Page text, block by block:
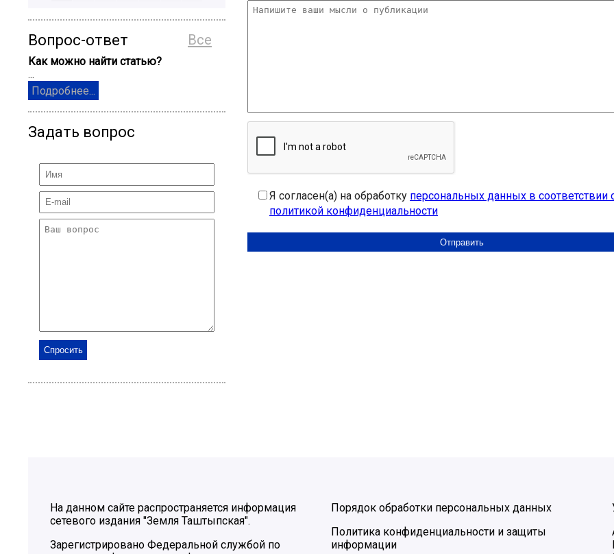
Все
Вопрос-ответ
Как можно найти статью?
...
Подробнее...
Задать вопрос
Я согласен(а) на обработку персональных данных в соответствии
политикой конфиденциальности
На данном сайте распространяется информация
сетевого издания "Земля Таштыпская".
Зарегистрировано Федеральной службой по
Порядок обработки персональных данных
Политика конфиденциальности и защиты
информации